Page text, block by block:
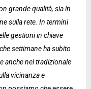
grande qualità, sia in
sulla rete. In termini
gestioni in chiave
settimane ha subito
anche nel tradizionale
vicinanza e